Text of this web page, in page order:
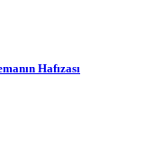
Hafızası